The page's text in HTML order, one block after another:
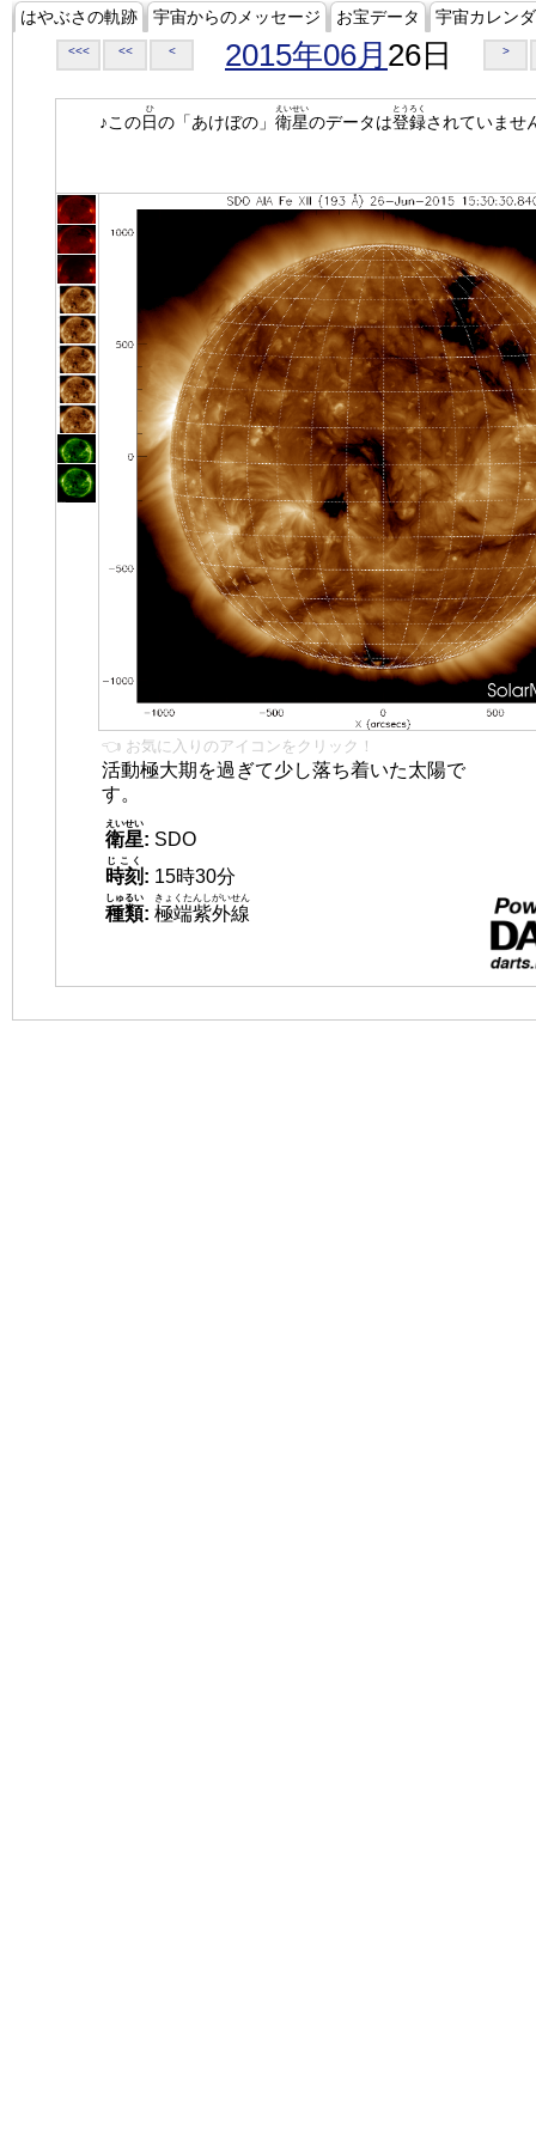
はやぶさの軌跡 宇宙からのメッセージ お宝データ 宇宙カレン
<<< << < 2015年06月 26日 >
♪この日
ひ
の「あけぼの」 衛星
えいせい
のデータは登録
とうろく
されていませ
👈 お気に入りのアイコンをクリック！
活動極大期を過ぎて少し落ち着いた太陽で
す。
衛星
えいせい
: SDO
時刻
じこく
: 15時30分
種類
しゅるい
: 極端紫外線
きょくたんしがいせん